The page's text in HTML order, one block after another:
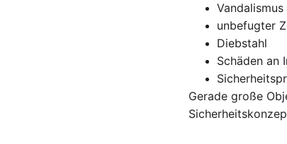
Vandalismus
unbefugter
Diebstahl
Schäden an
Gerade große